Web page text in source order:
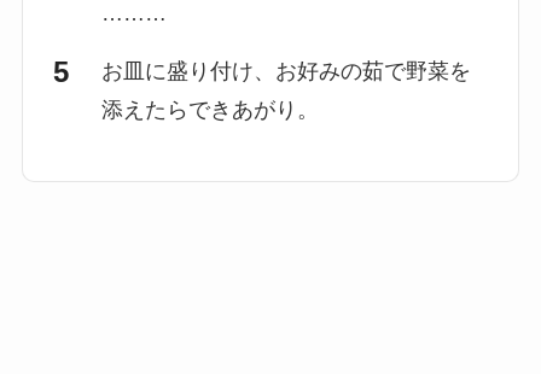
………
お皿に盛り付け、お好みの茹で野菜を
添えたらできあがり。